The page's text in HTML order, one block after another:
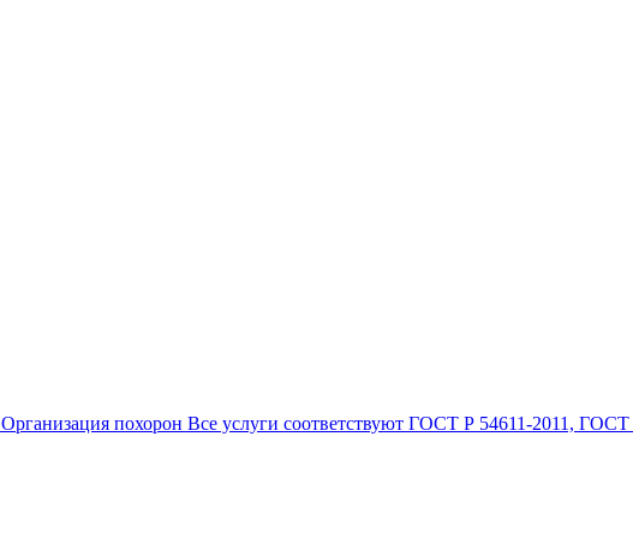
Организация похорон Все услуги соответствуют ГОСТ Р 54611-2011,